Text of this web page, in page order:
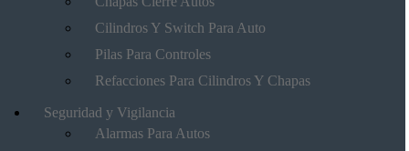
Cilindros Y Switch Para Auto
Pilas Para Controles
Refacciones Para Cilindros Y Chapas
Seguridad y Vigilancia
Alarmas Para Autos